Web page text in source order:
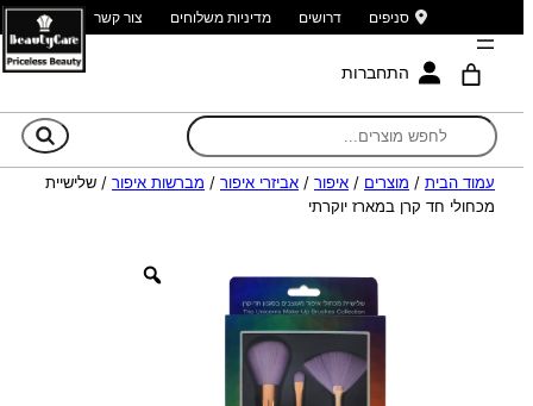
סניפים דרושים מדיניות משלוחים צור קשר
התחברות
עמוד הבית / מוצרים / איפור / אביזרי איפור / מברשות איפור / שלישיית
מכחולי חד קרן במארז יוקרתי